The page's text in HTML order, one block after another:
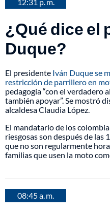
¿Qué dice el
Duque?
El presidente Iván Duque se
restricción de parrillero en
pedagogía “con el verdadero
también apoyar”. Se mostró
alcaldesa Claudia López.
El mandatario de los
riesgosas son después de las
que no son regularmente
familias que usen la moto
08:45 a. m.